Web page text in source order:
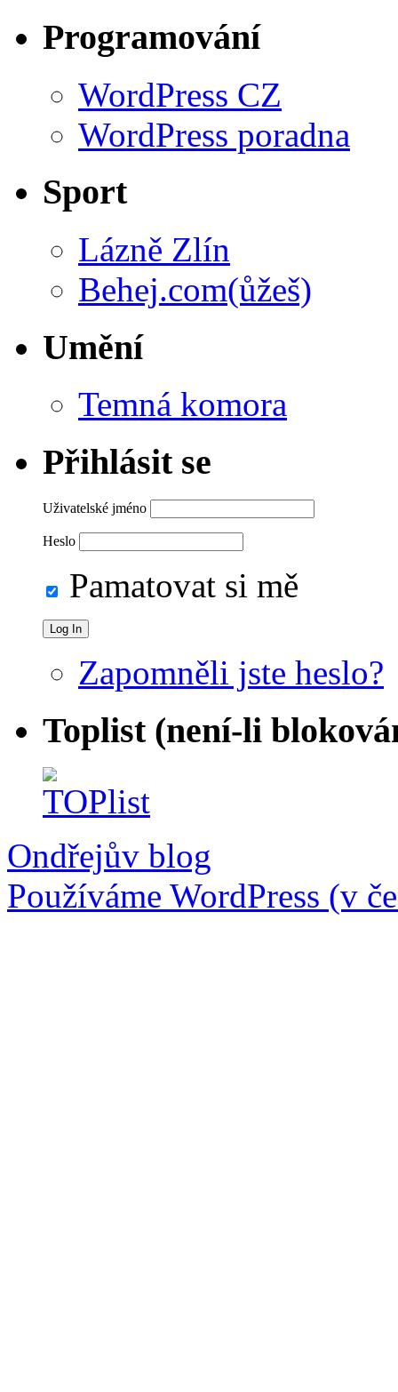
Programování
WordPress CZ
WordPress poradna
Sport
Lázně Zlín
Behej.com(ůžeš)
Umění
Temná komora
Přihlásit se
Uživatelské jméno
Heslo
Pamatovat si mě
Zapomněli jste heslo?
Toplist (není-li
Ondřejův blog
Používáme WordPress (v